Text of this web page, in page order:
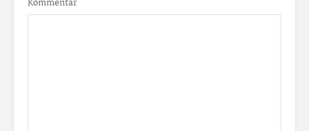
Kommentar